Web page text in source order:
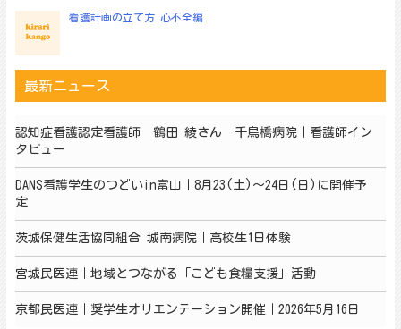
看護計画の立て方 心不全編
最新ニュース
認知症看護認定看護師 鶴田 綾さん 千鳥橋病院｜看護師イン
タビュー
DANS看護学生のつどいin富山｜8月23(土)～24日(日)に開催予
定
茨城保健生活協同組合 城南病院｜高校生1日体験
宮城民医連｜地域とつながる「こども食糧支援」活動
京都民医連｜奨学生オリエンテーション開催｜2026年5月16日